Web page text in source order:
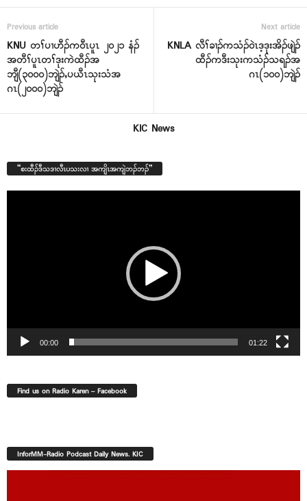
Previous article
KNU တၢ်ပၢဟီၣ်က၀ီၤပူၤ ၂၀၂၁ နံၣ်
အတီၢ်ပူၤတၢ်ဒုးကဲထီၣ်အ
ဘျီ(၃၀၀၀)ဘျဲၣ်ႇပယီၤသုးသံအ
ဂၤ(၂၀၀၀)ဘျဲၣ်
Next article
KNLA လီၢ်ခၢၣ်ကသံၣ်၀ဲၤဒ့ဒုးအိၣ်ဖျဲၣ်
ထီၣ်ကဒီးသုးကသံၣ်သရၣ်အ
ဂၤ(၁၀၀)ဘျဲၣ်
KIC News
“စးထီၣ်ဒီသဒၢလီၤပသးလၢ အကျိၤအကျဲဘၣ်ဘၣ်”
00:00 01:22
Find us on Radio Karen – Facebook
InforMM-Radio Podcast Daily News. KIC